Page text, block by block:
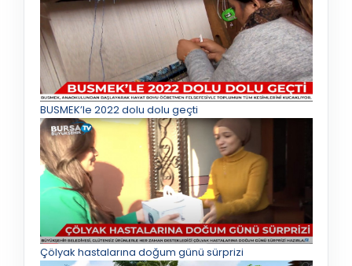
BUSMEK’le 2022 dolu dolu geçti
Çölyak hastalarına doğum günü sürprizi